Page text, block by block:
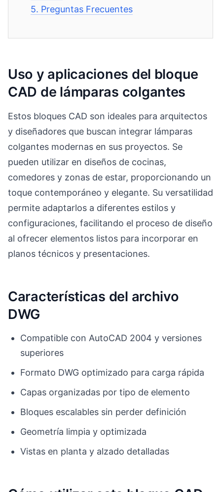
5. Preguntas Frecuentes
Uso y aplicaciones del bloque
CAD de lámparas colgantes
Estos bloques CAD son ideales para arquitectos
y diseñadores que buscan integrar lámparas
colgantes modernas en sus proyectos. Se
pueden utilizar en diseños de cocinas,
comedores y zonas de estar, proporcionando un
toque contemporáneo y elegante. Su versatilidad
permite adaptarlos a diferentes estilos y
configuraciones, facilitando el proceso de diseño
al ofrecer elementos listos para incorporar en
planos técnicos y presentaciones.
Características del archivo
DWG
Compatible con AutoCAD 2004 y versiones
superiores
Formato DWG optimizado para carga rápida
Capas organizadas por tipo de elemento
Bloques escalables sin perder definición
Geometría limpia y optimizada
Vistas en planta y alzado detalladas